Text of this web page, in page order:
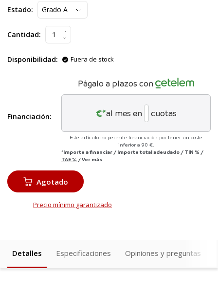
Estado:
Cantidad:
Disponibilidad: Fuera de stock
Financiación:
Págalo a plazos con
€*al mes en cuotas
Este artículo no permite financiación por tener un coste
inferior a 90 €.
*Importe a financiar / Importe total adeudado / TIN % /
TAE % /Ver más
Agotado
Precio mínimo garantizado
Detalles Especificaciones Opiniones y preguntas